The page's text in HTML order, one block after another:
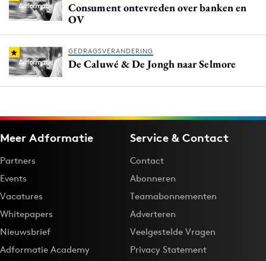
Consument ontevreden over banken en
OV
GEDRAGSVERANDERING
De Caluwé & De Jongh naar Selmore
Meer Adformatie
Partners
Events
Vacatures
Whitepapers
Nieuwsbrief
Adformatie Academy
Service & Contact
Contact
Abonneren
Teamabonnementen
Adverteren
Veelgestelde Vragen
Privacy Statement